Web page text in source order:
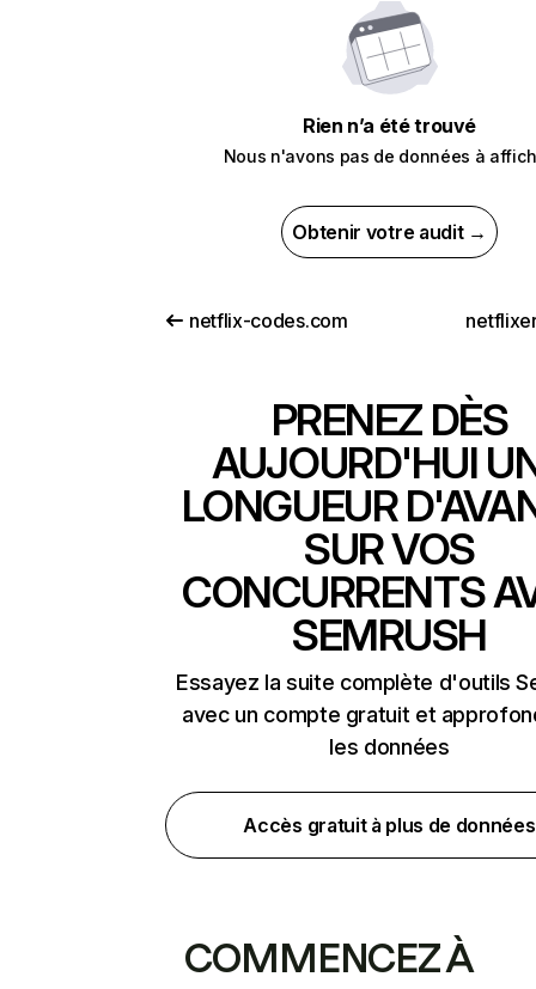
Rien n’a été trouvé
Nous n'avons pas de données à
Obtenir votre audit →
netflix-codes.com
PRENEZ DÈS
AUJOURD'HUI
LONGUEUR
SUR VOS
CONCURRENTS
SEMRUSH
Essayez la suite complète d'outils
avec un compte gratuit et
les données
Accès gratuit à plus de données
COMMENCEZ À